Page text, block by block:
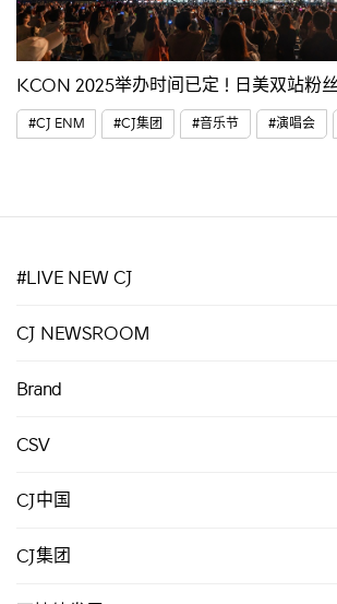
KCON 2025举办时间已定！日美双站粉
#CJ ENM #CJ集团 #音乐节 #演唱会
#LIVE NEW CJ
CJ NEWSROOM
Brand
CSV
CJ中国
CJ集团